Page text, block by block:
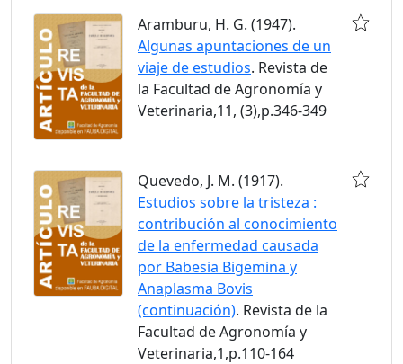
Aramburu, H. G. (1947).
Algunas apuntaciones de un
viaje de estudios. Revista de
la Facultad de Agronomía y
Veterinaria,11, (3),p.346-349
Quevedo, J. M. (1917).
Estudios sobre la tristeza :
contribución al conocimiento
de la enfermedad causada
por Babesia Bigemina y
Anaplasma Bovis
(continuación). Revista de la
Facultad de Agronomía y
Veterinaria,1,p.110-164